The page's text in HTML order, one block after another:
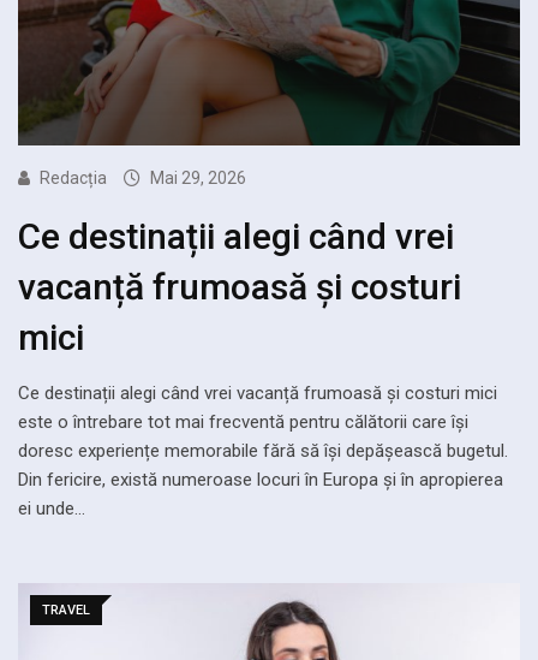
Redacția Mai 29, 2026
Ce destinații alegi când vrei
vacanță frumoasă și costuri
mici
Ce destinații alegi când vrei vacanță frumoasă și costuri mici
este o întrebare tot mai frecventă pentru călătorii care își
doresc experiențe memorabile fără să își depășească bugetul.
Din fericire, există numeroase locuri în Europa și în apropierea
ei unde…
TRAVEL